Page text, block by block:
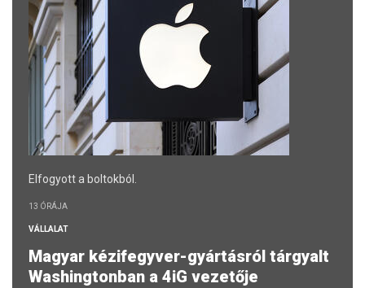
Elfogyott a boltokból.
13 ÓRÁJA
VÁLLALAT
Magyar kézifegyver-gyártásról tárgyalt
Washingtonban a 4iG vezetője